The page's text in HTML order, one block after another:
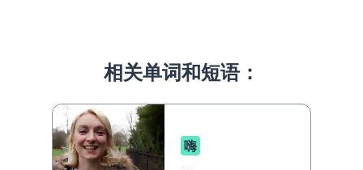
相关单词和短语：
嗨